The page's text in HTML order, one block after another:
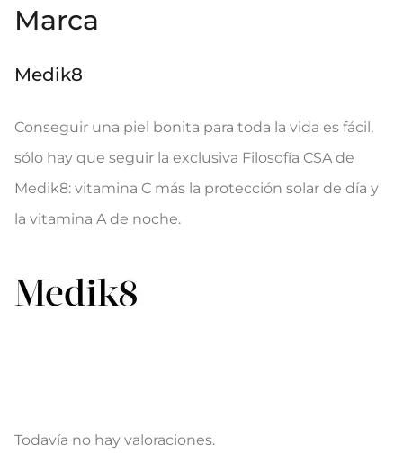
Marca
Medik8
Conseguir una piel bonita para toda la vida es fácil,
sólo hay que seguir la exclusiva Filosofía CSA de
Medik8: vitamina C más la protección solar de día y
la vitamina A de noche.
Todavía no hay valoraciones.